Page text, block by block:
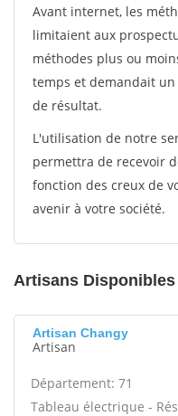
Avant internet, les
limitaient aux
méthodes plus ou
temps et demandait
de résultat.
L'utilisation de notre
permettra de recevoir
fonction des creux de
avenir à votre société.
Artisans Disponibles
Artisan Changy
Artisan
Département: 71
Tableau électrique -